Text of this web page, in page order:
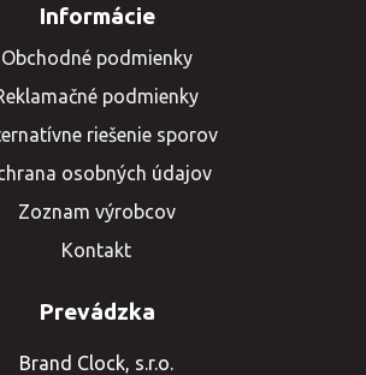
Informácie
Obchodné podmienky
podmienky
riešenie sporov
osobných údajov
Zoznam výrobcov
Kontakt
Prevádzka
Brand Clock, s.r.o.